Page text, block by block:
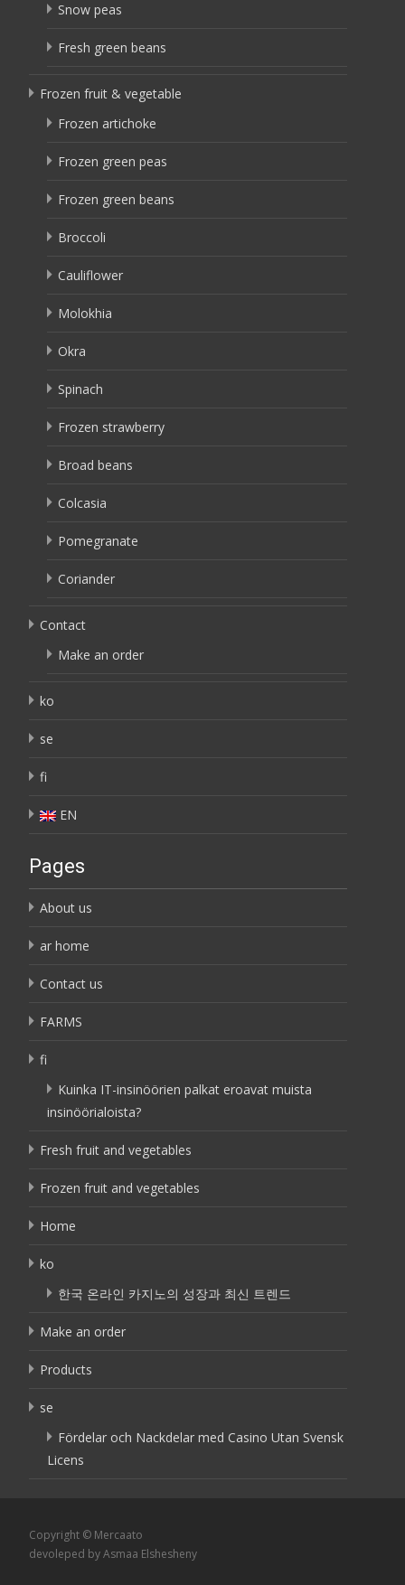
Snow peas
Fresh green beans
Frozen fruit & vegetable
Frozen artichoke
Frozen green peas
Frozen green beans
Broccoli
Cauliflower
Molokhia
Okra
Spinach
Frozen strawberry
Broad beans
Colcasia
Pomegranate
Coriander
Contact
Make an order
ko
se
fi
EN
Pages
About us
ar home
Contact us
FARMS
fi
Kuinka IT-insinöörien palkat eroavat muista
insinöörialoista?
Fresh fruit and vegetables
Frozen fruit and vegetables
Home
ko
한국 온라인 카지노의 성장과 최신 트렌드
Make an order
Products
se
Fördelar och Nackdelar med Casino Utan Svensk
Licens
Copyright © Mercaato
devoleped by Asmaa Elshesheny